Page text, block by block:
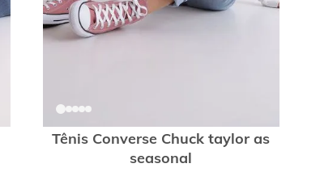
Tênis Converse Chuck taylor as
seasonal